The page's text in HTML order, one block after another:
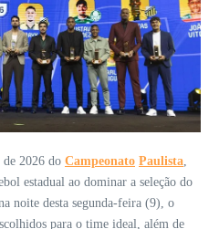
de 2026 do Campeonato Paulista,
estadual ao dominar a seleção do
noite desta segunda-feira (9), o
para o time ideal, além de